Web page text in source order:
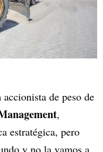
de peso de
,
estratégica, pero
y no la vamos a